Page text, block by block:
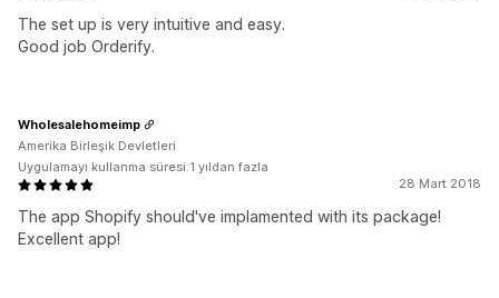
The set up is very intuitive and easy.
Good job Orderify.
28 Mart 2018
The app Shopify should've implamented with its package!
Excellent app!
Wholesalehomeimp
Amerika Birleşik Devletleri
Uygulamayı kullanma süresi:1 yıldan fazla